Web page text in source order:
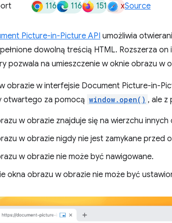
116 116 151 xSource
Picture-in-Picture API umożliwia
dowolną treścią HTML. Rozszerza
pozwala na umieszczenie w oknie obrazu w
obrazie w interfejsie Document Picture-in-
otwartego za pomocą window.open() , ale z
w obrazie znajduje się na wierzchu innych
w obrazie nigdy nie jest zamykane przed
w obrazie nie może być nawigowane.
okna obrazu w obrazie nie może być